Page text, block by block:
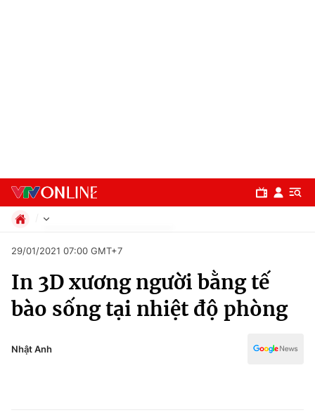
Chuyên mục
Chính trị
Xã hội
Xã hội
Pháp luật
Kinh tế
Thể thao
Văn hóa - Giải trí
29/01/2021 07:00 GMT+7
In 3D xương người bằng tế
bào sống tại nhiệt độ phòng
Nhật Anh